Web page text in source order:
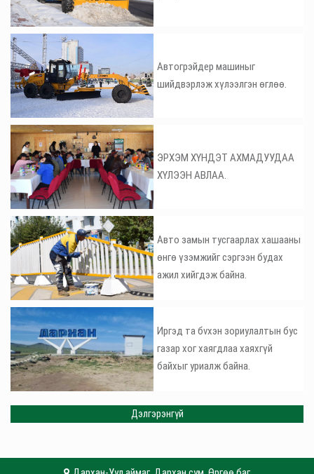
Автогрэйдер машиныг
шийдвэрлэж хүлээлгэн өглөө.
ЭРХЭМ ХҮНДЭТ АХМАДУУДАА
ХҮЛЭЭН АВЛАА.
Авто замын тусгаарлах хашааны
өнгө үзэмжийг сэргээн будах
ажил хийгдэж байна.
Иргэд та бvхэн зориулалтын бус
газар хог хаягдлаа хаяхгүй
байхыг уриалж байна.
Дэлгэрэнгүй